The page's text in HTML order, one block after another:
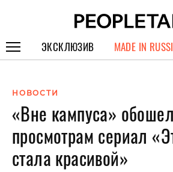
ЭКСКЛЮЗИВ
СПЕЦПРОЕКТЫ
ИНТЕРВЬЮ
ПОКОЛЕНИЕ
MADE IN
НОВОСТИ
«Вне кампуса»
просмотрам сериал
стала красивой»